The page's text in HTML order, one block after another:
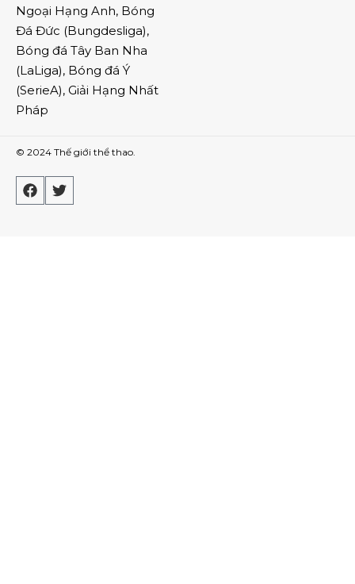
Ngoại Hạng Anh, Bóng
Đá Đức (Bungdesliga),
Bóng đá Tây Ban Nha
(LaLiga), Bóng đá Ý
(SerieA), Giải Hạng Nhất
Pháp
© 2024 Thế giới thể thao.